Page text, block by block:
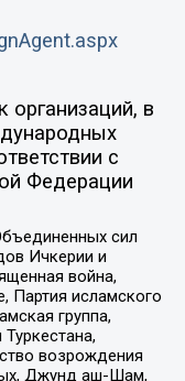
в
с
Федерации
сил
Ичкерии и
война,
Партия исламского
группа,
возрождения
Джунд аш-Шам,